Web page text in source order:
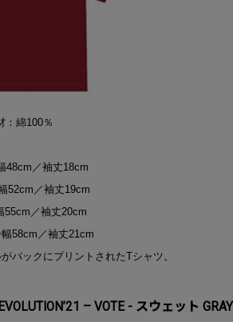
：綿100％
48cm／袖丈18cm
52cm／袖丈19cm
55cm／袖丈20cm
58cm／袖丈21cm
バックにプリントされたTシャツ。
– VOTE - スウェット GRAY